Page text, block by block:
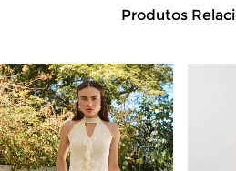
Produtos